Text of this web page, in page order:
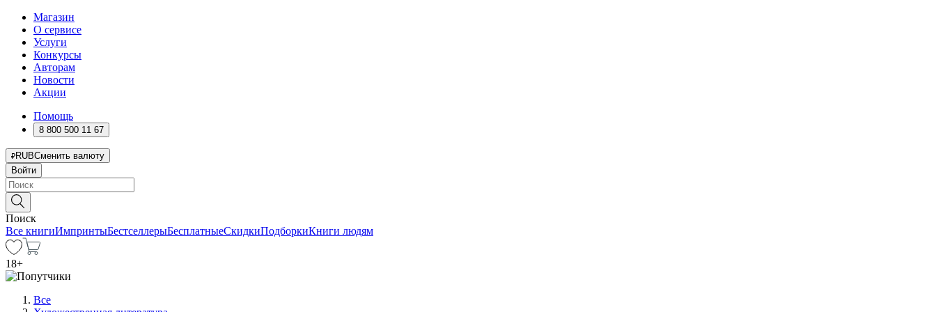
Магазин
О сервисе
Услуги
Конкурсы
Авторам
Новости
Акции
Помощь
8 800 500 11 67
RUBСменить валюту
Войти
Поиск
Все книгиИмпринтыБестселлерыБесплатныеСкидкиПодборкиКниги людям
18+
Все